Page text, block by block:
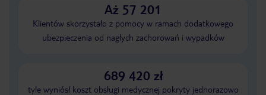
Aż 57 201
Klientów skorzystało z pomocy w ramach dodatkowego
ubezpieczenia od nagłych zachorowań i wypadków
689 420 zł
tyle wyniósł koszt obsługi medycznej pokryty jednorazowo